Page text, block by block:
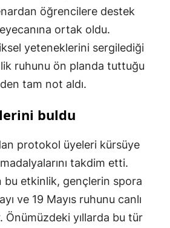
öğrencilere destek
ortak oldu.
yeteneklerini sergilediği
ruhunu ön planda tuttuğu
tam not aldı.
buldu
protokol üyeleri kürsüye
takdim etti.
bu etkinlik, gençlerin spora
ve 19 Mayıs ruhunu canlı
Önümüzdeki yıllarda bu tür